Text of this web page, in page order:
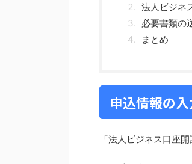
法人ビジネ
必要書類の
まとめ
申込情報の入
「法人ビジネス口座